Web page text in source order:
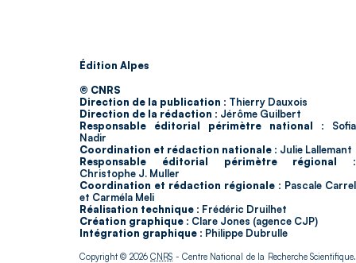
Édition Alpes
© CNRS
Direction de la publication : Thierry Dauxois
Direction de la rédaction : Jérôme Guilbert
Responsable éditorial périmètre national : Sofia
Nadir
Coordination et rédaction nationale : Julie Lallemant
Responsable éditorial périmètre régional :
Christophe J. Muller
Coordination et rédaction régionale : Pascale Carrel
et Carméla Meli
Réalisation technique : Frédéric Druilhet
Création graphique : Clare Jones (agence CJP)
Intégration graphique : Philippe Dubrulle
Copyright © 2026CNRS - Centre National de la Recherche Scientifique.